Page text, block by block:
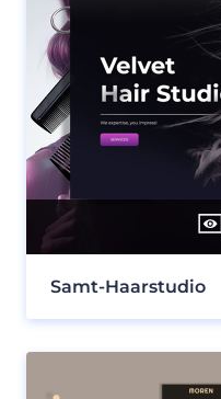
Samt-Haarstudio